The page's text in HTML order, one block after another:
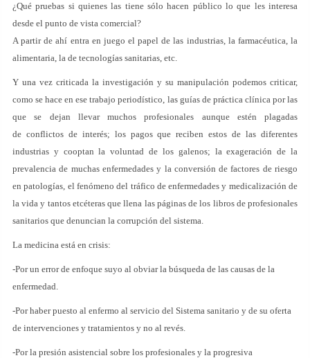
¿Qué pruebas si quienes las tiene sólo hacen público lo que les interesa
desde el punto de vista comercial?
A partir de ahí entra en juego el papel de las industrias, la farmacéutica, la
alimentaria, la de tecnologías sanitarias, etc.
Y una vez criticada la investigación y su manipulación podemos criticar,
como se hace en ese trabajo periodístico, las guías de práctica clínica por las
que se dejan llevar muchos profesionales aunque estén plagadas
de conflictos de interés; los pagos que reciben estos de las diferentes
industrias y cooptan la voluntad de los galenos; la exageración de la
prevalencia de muchas enfermedades y la conversión de factores de riesgo
en patologías, el fenómeno del tráfico de enfermedades y medicalización de
la vida y tantos etcéteras que llena las páginas de los libros de profesionales
sanitarios que denuncian la corrupción del sistema.
La medicina está en crisis:
-Por un error de enfoque suyo al obviar la búsqueda de las causas de la
enfermedad.
-Por haber puesto al enfermo al servicio del Sistema sanitario y de su oferta
de intervenciones y tratamientos y no al revés.
-Por la presión asistencial sobre los profesionales y la progresiva